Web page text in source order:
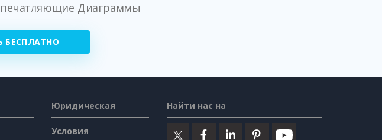
Диаграммы
БЕСПЛАТНО
Юридическая
Условия
Найти нас на